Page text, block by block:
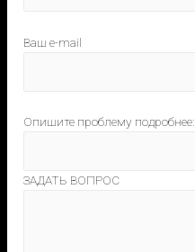
Ваш e-mail
Опишите проблему подробнее:
ЗАДАТЬ ВОПРОС